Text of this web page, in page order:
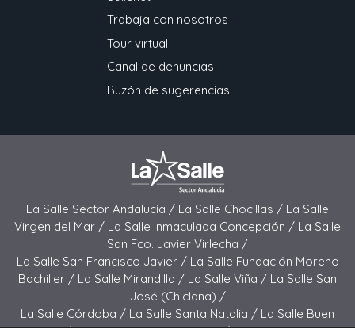
Trabaja con nosotros
Tour virtual
Canal de denuncias
Buzón de sugerencias
La Salle Sector Andalucía / La Salle Chocillas / La Salle
Virgen del Mar / La Salle Inmaculada Concepción / La Salle
San Fco. Javier Virlecha /
La Salle San Francisco Javier / La Salle Fundación Moreno
Bachiller / La Salle Mirandilla / La Salle Viña / La Salle San
José (Chiclana) /
La Salle Córdoba / La Salle Santa Natalia / La Salle Buen